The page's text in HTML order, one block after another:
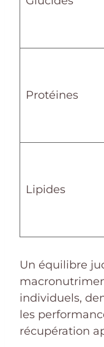
Protéines
Lipides
Un équilibre
individuels,
les
récupération